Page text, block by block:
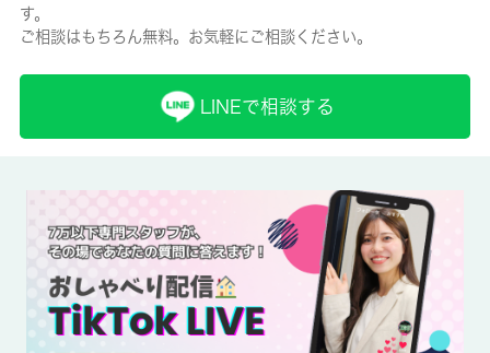
一般/2年
き物の整理がしやすく便利です。室内設備はCATV・エアコン・
ロフトなどが揃っているので、快適に過ごしやすいお部屋になり
ます。初期費用削減に期待できる、敷金ゼロ円のアパートです。
杉並区エリアや西武新宿線井荻付近での新生活をお考えなら、お
部屋探しは当社にお任せ下さい。当社でなら素敵なお部屋がきっ
と見つかります。
す。
ご相談はもちろん無料。お気軽にご相談ください。
LINEで相談する